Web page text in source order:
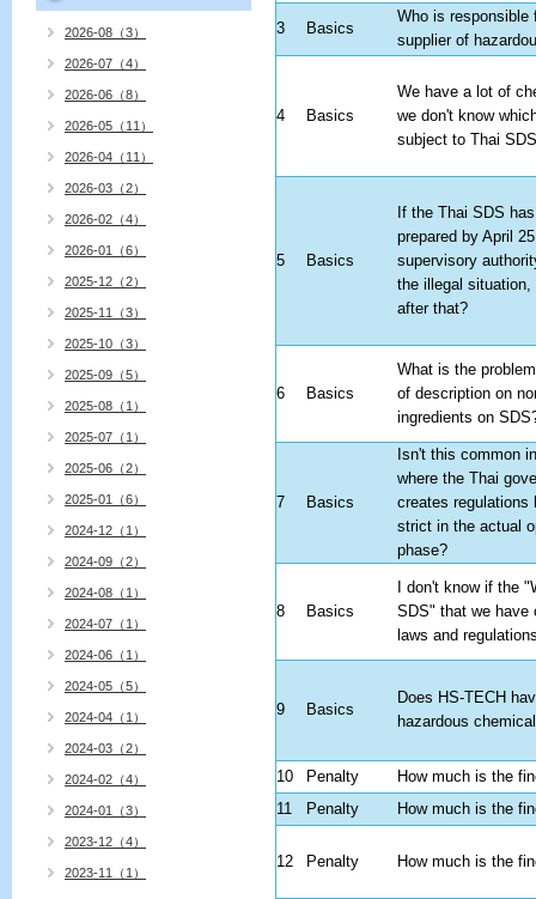
3 Basics
Who is responsible
supplier of
4 Basics
We have a lot of
we don't know
subject to Thai
5 Basics
If the Thai SDS
prepared by April
supervisory
the illegal situation,
after that?
6 Basics
What is the
of description on
ingredients on
7 Basics
Isn't this common
where the Thai
creates regulations
strict in the actual
phase?
8 Basics
I don't know if the
SDS" that we have
laws and
9 Basics
Does HS-TECH
hazardous
10 Penalty
How much is the
11
Penalty How much is the
12 Penalty How much is the
2026-08（3）
2026-07（4）
2026-06（8）
2026-05（11）
2026-04（11）
2026-03（2）
2026-02（4）
2026-01（6）
2025-12（2）
2025-11（3）
2025-10（3）
2025-09（5）
2025-08（1）
2025-07（1）
2025-06（2）
2025-01（6）
2024-12（1）
2024-09（2）
2024-08（1）
2024-07（1）
2024-06（1）
2024-05（5）
2024-04（1）
2024-03（2）
2024-02（4）
2024-01（3）
2023-12（4）
2023-11（1）